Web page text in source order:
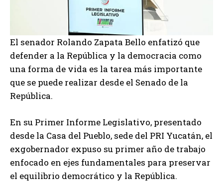
El senador Rolando Zapata Bello enfatizó que
defender a la República y la democracia como
una forma de vida es la tarea más importante
que se puede realizar desde el Senado de la
República.
En su Primer Informe Legislativo, presentado
desde la Casa del Pueblo, sede del PRI Yucatán, el
exgobernador expuso su primer año de trabajo
enfocado en ejes fundamentales para preservar
el equilibrio democrático y la República.